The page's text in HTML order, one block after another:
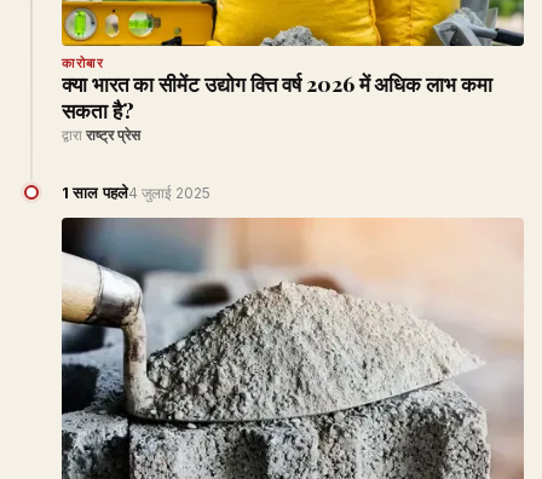
कारोबार
क्या भारत का सीमेंट उद्योग वित्त वर्ष 2026 में अधिक लाभ कमा
सकता है?
द्वारा राष्ट्र प्रेस
1 साल पहले4 जुलाई 2025